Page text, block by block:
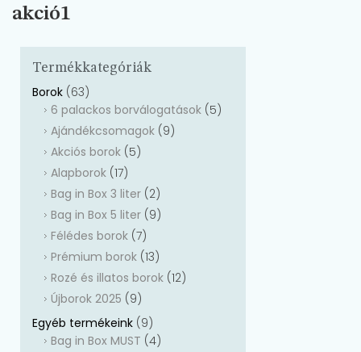
akció1
Termékkategóriák
Borok (63)
6 palackos borválogatások (5)
Ajándékcsomagok (9)
Akciós borok (5)
Alapborok (17)
Bag in Box 3 liter (2)
Bag in Box 5 liter (9)
Félédes borok (7)
Prémium borok (13)
Rozé és illatos borok (12)
Újborok 2025 (9)
Egyéb termékeink (9)
Bag in Box MUST (4)